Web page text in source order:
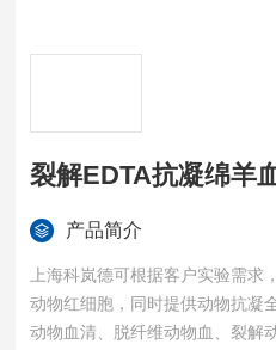
裂解EDTA抗凝绵羊
产品简介
上海科岚德可根据客户实验需
动物红细胞，同时提供动物抗凝
动物血清、脱纤维动物血、裂解